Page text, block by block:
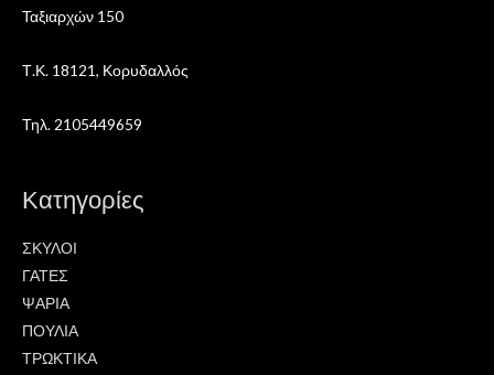
Ταξιαρχών 150
Τ.Κ. 18121, Κορυδαλλός
Τηλ. 2105449659
Κατηγορίες
ΣΚΥΛΟΙ
ΓΑΤΕΣ
ΨΑΡΙΑ
ΠΟΥΛΙΑ
ΤΡΩΚΤΙΚΑ